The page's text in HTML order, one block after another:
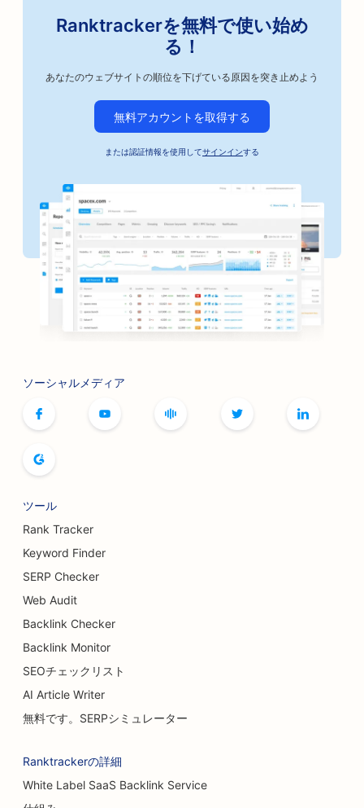
Ranktrackerを無料で使い始め
る！
あなたのウェブサイトの順位を下げている原因を突き止めよう
無料アカウントを取得する
または認証情報を使用してサインインする
ソーシャルメディア
ツール
Rank Tracker
Keyword Finder
SERP Checker
Web Audit
Backlink Checker
Backlink Monitor
SEOチェックリスト
AI Article Writer
無料です。SERPシミュレーター
Ranktrackerの詳細
White Label SaaS Backlink Service